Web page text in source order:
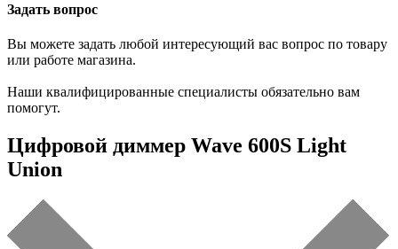
Задать вопрос
Вы можете задать любой интересующий вас вопрос по товару
или работе магазина.
Наши квалифицированные специалисты обязательно вам
помогут.
Цифровой диммер Wave 600S Light
Union